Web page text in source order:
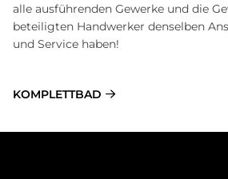
alle ausführenden Gewerke und die
beteiligten Handwerker denselben
und Service haben!
KOMPLETTBAD